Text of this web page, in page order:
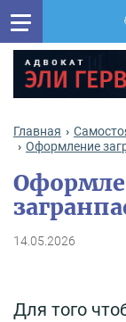
Главная
Оформление
14.05.2026
Для того